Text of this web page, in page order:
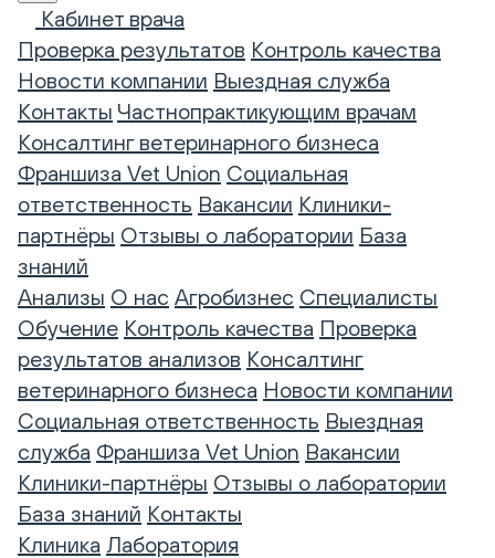
Кабинет врача
Проверка результатов Контроль качества
Новости компании Выездная служба
Контакты Частнопрактикующим врачам
Консалтинг ветеринарного бизнеса
Франшиза Vet Union Социальная
ответственность Вакансии Клиники-
партнёры Отзывы о лаборатории База
знаний
Анализы О нас Агробизнес Специалисты
Обучение Контроль качества Проверка
результатов анализов Консалтинг
ветеринарного бизнеса Новости компании
Социальная ответственность Выездная
служба Франшиза Vet Union Вакансии
Клиники-партнёры Отзывы о лаборатории
База знаний Контакты
Клиника Лаборатория